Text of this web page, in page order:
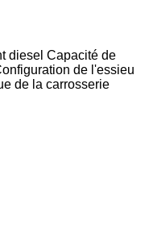
diesel Capacité de
de l'essieu
de la carrosserie